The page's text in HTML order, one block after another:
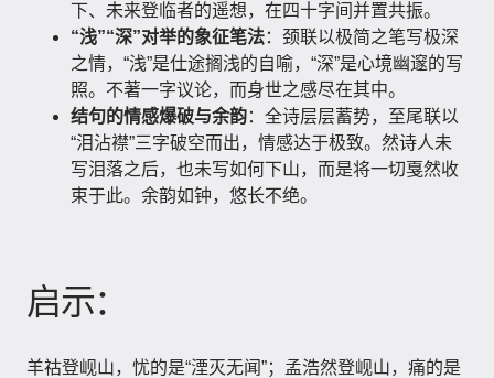
下、未来登临者的遥想，在四十字间并置共振。
“浅”“深”对举的象征笔法：颈联以极简之笔写极深
之情，“浅”是仕途搁浅的自喻，“深”是心境幽邃的写
照。不著一字议论，而身世之感尽在其中。
结句的情感爆破与余韵：全诗层层蓄势，至尾联以
“泪沾襟”三字破空而出，情感达于极致。然诗人未
写泪落之后，也未写如何下山，而是将一切戛然收
束于此。余韵如钟，悠长不绝。
启示：
羊祜登岘山，忧的是“湮灭无闻”；孟浩然登岘山，痛的是